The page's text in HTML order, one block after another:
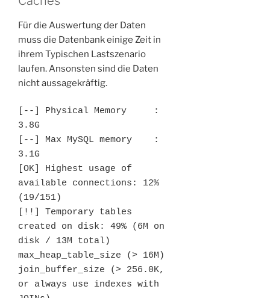
Für die Auswertung der Daten
muss die Datenbank einige Zeit in
ihrem Typischen Lastszenario
laufen. Ansonsten sind die Daten
nicht aussagekräftig.
[--] Physical Memory     :
3.8G
[--] Max MySQL memory    :
3.1G
[OK] Highest usage of
available connections: 12%
(19/151)
[!!] Temporary tables
created on disk: 49% (6M on
disk / 13M total)
max_heap_table_size (> 16M)
join_buffer_size (> 256.0K,
or always use indexes with